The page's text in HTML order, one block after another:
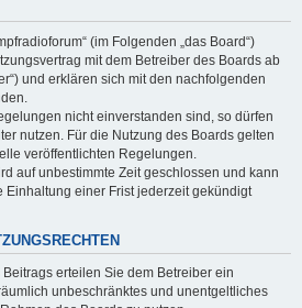
(im Folgenden „das Board“)
mit dem Betreiber des Boards ab
und erklären sich mit den nachfolgenden
nicht einverstanden sind, so dürfen
nutzen. Für die Nutzung des Boards gelten
veröffentlichten Regelungen.
auf unbestimmte Zeit geschlossen und kann
Einhaltung einer Frist jederzeit gekündigt
erteilen Sie dem Betreiber ein
unbeschränktes und unentgeltliches